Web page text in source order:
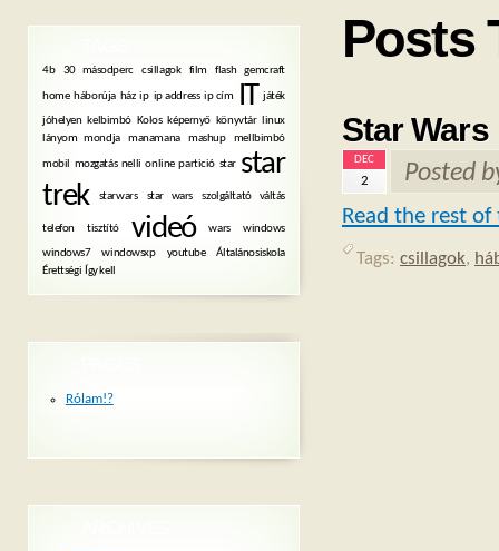
Posts
Star Wars
DEC
2 Posted
Read the rest
Tags: csillagok,
4b 30 másodperc csillagok film flash gemcraft
home háborúja ház ip ip address ip cím IT játék
jóhelyen kelbimbó Kolos képernyő könyvtár
linux
lányom mondja
manamana mashup mellbimbó
mobil mozgatás nelli online partició star star
trek
starwars star wars szolgáltató váltás
telefon tisztító videó wars windows
windows7 windowsxp youtube
Általánosiskola
Érettségi Így kell
Rólam!?